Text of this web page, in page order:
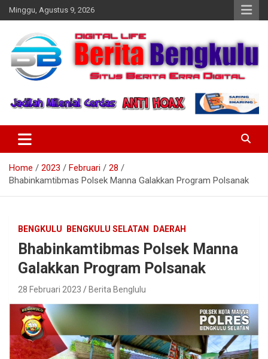
Skip
to
Minggu, Agustus 9, 2026
Beritabengkulu.id
Home 2023 Februari
28
Bhabinkamtibmas Polsek Manna Galakkan Program Polsanak
BENGKULU BENGKULU SELATAN DAERAH
Bhabinkamtibmas Polsek Manna
Galakkan Program Polsanak
28 Februari 2023 Berita Benglulu